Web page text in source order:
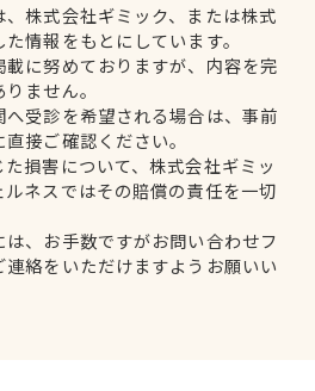
株式会社ギミック、または株式
情報をもとにしています。
に努めておりますが、内容を完
ません。
受診を希望される場合は、事前
接ご確認ください。
損害について、株式会社ギミッ
ネスではその賠償の責任を一切
、お手数ですがお問い合わせフ
絡をいただけますようお願いい